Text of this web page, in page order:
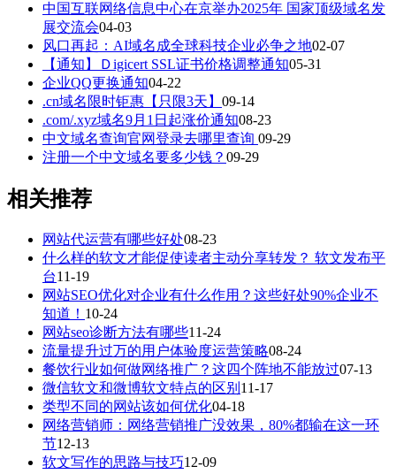
中国互联网络信息中心在京举办2025年 国家顶级域名发
展交流会04-03
风口再起：AI域名成全球科技企业必争之地02-07
【通知】Ｄigicert SSL证书价格调整通知05-31
企业QQ更换通知04-22
.cn域名限时钜惠【只限3天】 09-14
.com/.xyz域名9月1日起涨价通知08-23
中文域名查询官网登录去哪里查询 09-29
注册一个中文域名要多少钱？ 09-29
相关推荐
网站代运营有哪些好处08-23
什么样的软文才能促使读者主动分享转发？ 软文发布平
台11-19
网站SEO优化对企业有什么作用？这些好处90%企业不
知道！ 10-24
网站seo诊断方法有哪些11-24
流量提升过万的用户体验度运营策略08-24
餐饮行业如何做网络推广？这四个阵地不能放过07-13
微信软文和微博软文特点的区别 11-17
类型不同的网站该如何优化04-18
网络营销师：网络营销推广没效果，80%都输在这一环
节12-13
软文写作的思路与技巧12-09